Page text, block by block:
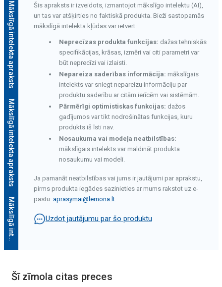
Mākslīgā intelekta apraksts
Mākslīgā intelekta apraksts
M
ā
k
s
l
ī
g
ā
i
n
t
e
l
e
k
t
a
a
p
r
a
k
s
t
s
Šis apraksts ir izveidots, izmantojot mākslīgo intelektu (AI),
un tas var atšķirties no faktiskā produkta. Bieži sastopamās
mākslīgā intelekta kļūdas var ietvert:
Neprecīzas produkta funkcijas: dažas tehniskās
specifikācijas, krāsas, izmēri vai citi parametri var
būt neprecīzi vai izlaisti.
Nepareiza saderības informācija: mākslīgais
intelekts var sniegt nepareizu informāciju par
produktu saderību ar citām ierīcēm vai sistēmām.
Pārmērīgi optimistiskas funkcijas: dažos
gadījumos var tikt nodrošinātas funkcijas, kuru
produkts iš īsti nav.
Nosaukuma vai modeļa neatbilstības:
mākslīgais intelekts var maldināt produkta
nosaukumu vai modeli.
Ja pamanāt neatbilstības vai jums ir jautājumi par aprakstu,
pirms produkta iegādes sazinieties ar mums rakstot uz e-
pastu: aprasymai@lemona.lt.
Uzdot jautājumu par šo produktu
Šī zīmola citas preces